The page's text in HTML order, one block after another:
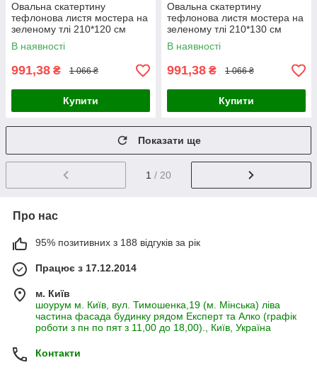
Овальна скатертину
тефлонова листя мостера на
зеленому тлі 210*120 см
В наявності
991,38 ₴ 1 066 ₴
Купити
Овальна скатертину
тефлонова листя мостера на
зеленому тлі 210*130 см
В наявності
991,38 ₴ 1 066 ₴
Купити
Показати ще
1 / 20
Про нас
95% позитивних з 188 відгуків за рік
Працює з 17.12.2014
м. Київ
шоурум м. Київ, вул. Тимошенка,19 (м. Мінська) ліва
частина фасада будинку рядом Експерт та Алко (графік
роботи з пн по пят з 11,00 до 18,00)., Київ, Україна
Контакти